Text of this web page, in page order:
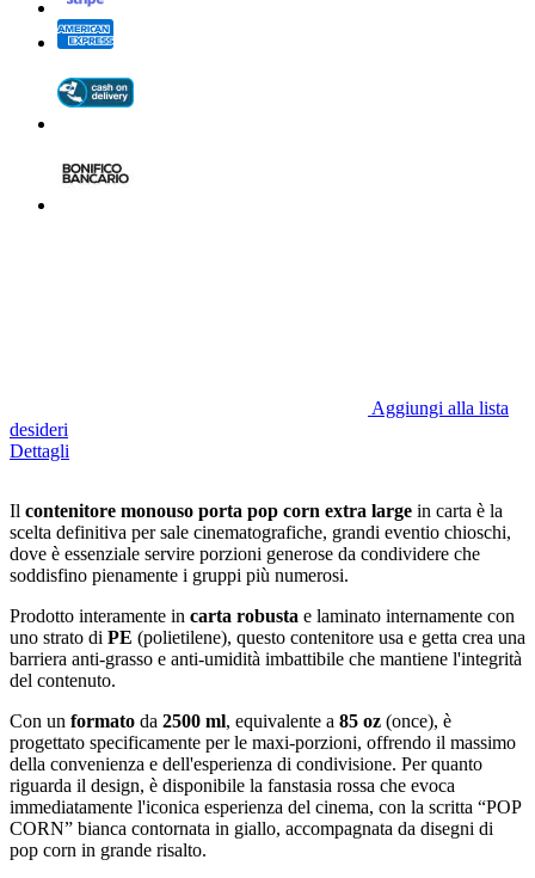
Aggiungi alla lista
desideri
Dettagli
Il contenitore monouso porta pop corn extra large in carta è la
scelta definitiva per sale cinematografiche, grandi eventio chioschi,
dove è essenziale servire porzioni generose da condividere che
soddisfino pienamente i gruppi più numerosi.
Prodotto interamente in carta robusta e laminato internamente con
uno strato di PE (polietilene), questo contenitore usa e getta crea una
barriera anti-grasso e anti-umidità imbattibile che mantiene l'integrità
del contenuto.
Con un formato da 2500 ml, equivalente a 85 oz (once), è
progettato specificamente per le maxi-porzioni, offrendo il massimo
della convenienza e dell'esperienza di condivisione. Per quanto
riguarda il design, è disponibile la fanstasia rossa che evoca
immediatamente l'iconica esperienza del cinema, con la scritta “POP
CORN” bianca contornata in giallo, accompagnata da disegni di
pop corn in grande risalto.